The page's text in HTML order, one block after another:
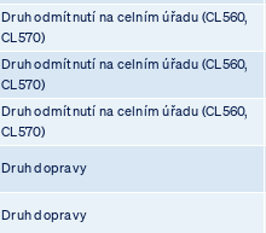
Druh odmítnutí na celním úřadu (CL560,
CL570)
Druh odmítnutí na celním úřadu (CL560,
CL570)
Druh odmítnutí na celním úřadu (CL560,
CL570)
Druh dopravy
Druh dopravy